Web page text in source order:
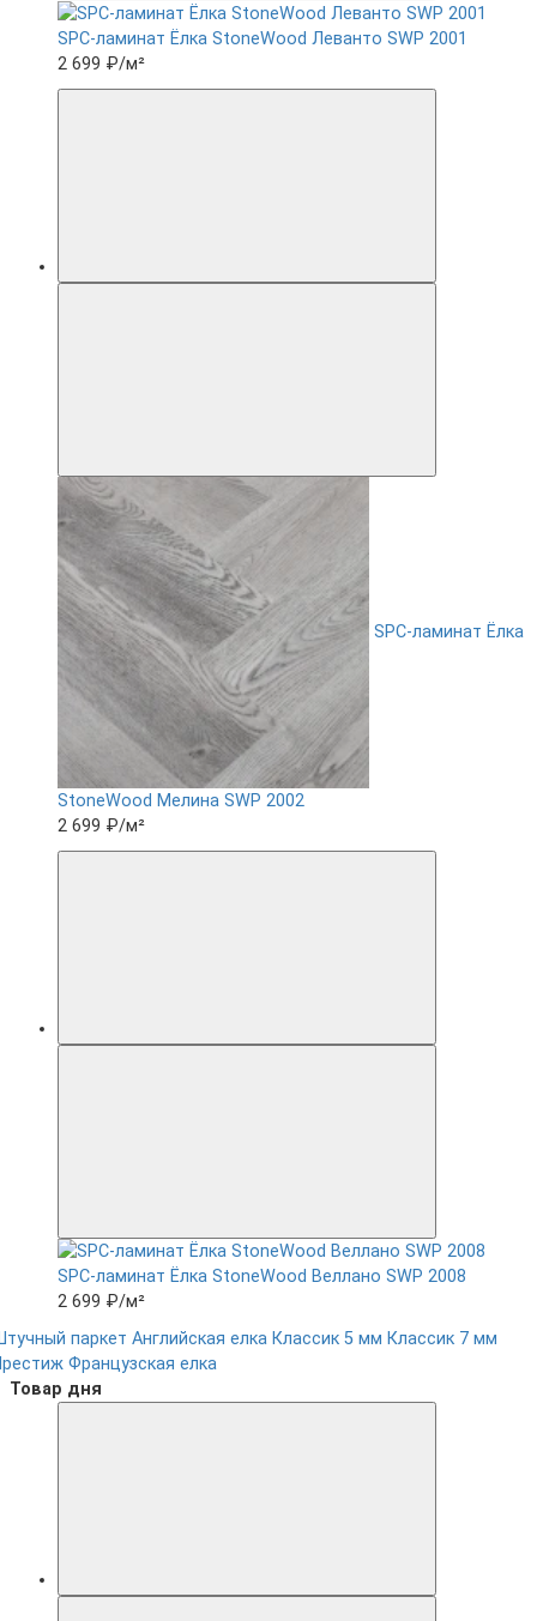
SPC-ламинат Ëлка StoneWood Леванто SWP 2001
2 699 ₽/м²
SPC-ламинат Ëлка
StoneWood Мелина SWP 2002
2 699 ₽/м²
SPC-ламинат Ëлка StoneWood Веллано SWP 2008
2 699 ₽/м²
паркет Английская елка Классик 5 мм Классик 7 мм
Французская елка
Товар дня